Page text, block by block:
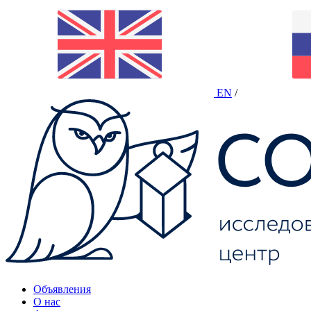
EN /
Объявления
О нас